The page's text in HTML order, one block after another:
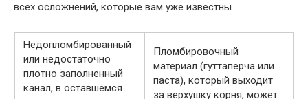
всех осложнений, которые вам уже известны.
Недопломбированный
или недостаточно
плотно заполненный
канал, в оставшемся
Пломбировочный
материал (гуттаперча или
паста), который выходит
за верхушку корня, может